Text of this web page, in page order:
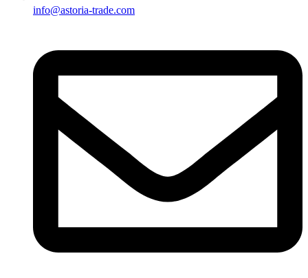
info@astoria-trade.com